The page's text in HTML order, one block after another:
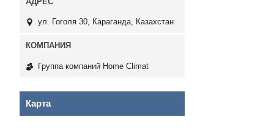
ул. Гоголя 30, Караганда, Казахстан
Группа компаний Home Climat
Карта